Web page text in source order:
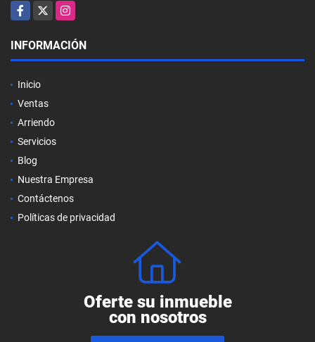
Facebook
X Instagram
INFORMACIÓN
Inicio
Ventas
Arriendo
Servicios
Blog
Nuestra Empresa
Contáctenos
Políticas de privacidad
Oferte su inmueble
con nosotros